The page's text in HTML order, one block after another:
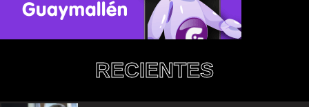
RECIENTES